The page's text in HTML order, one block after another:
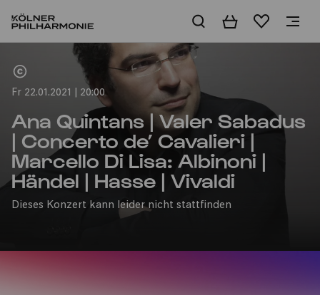
WarenkorbMerkliste
Fr 22.01.2021 | 20:00
Ana Quintans | Valer Sabadus
| Concerto de’ Cavalieri |
Marcello Di Lisa: Albinoni |
Händel | Hasse | Vivaldi
Dieses Konzert kann leider nicht stattfinden